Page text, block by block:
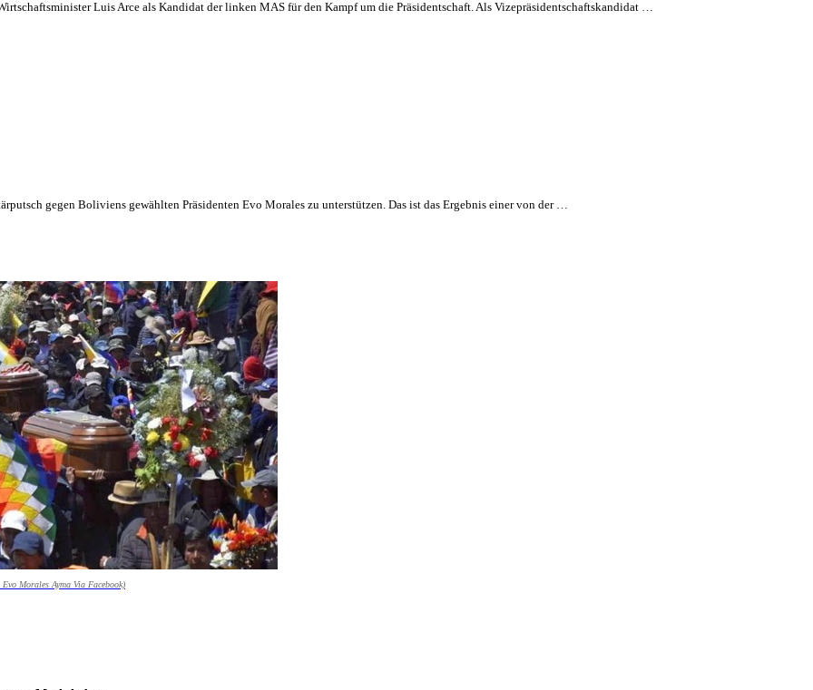
Luis Arce als Kandidat der linken MAS für den Kampf um die Präsidentschaft. Als Vizepräsidentschaftskandidat …
gegen Boliviens gewählten Präsidenten Evo Morales zu unterstützen. Das ist das Ergebnis einer von der …
Morales Ayma Via Facebook)